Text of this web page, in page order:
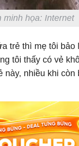
minh họa: Internet
trẻ thì mẹ tôi bảo
tôi thấy có vẻ
nhiều khi